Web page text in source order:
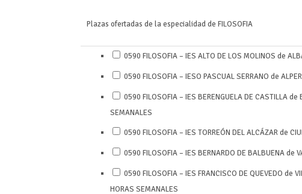
Plazas ofertadas de la especialidad de FILOSOFIA
0590 FILOSOFIA – IES ALTO DE LOS MOLINOS de
0590 FILOSOFIA – IESO PASCUAL SERRANO de
0590 FILOSOFIA – IES BERENGUELA DE CASTILLA
SEMANALES
0590 FILOSOFIA – IES TORREÓN DEL ALCÁZAR de
0590 FILOSOFIA – IES BERNARDO DE BALBUENA
0590 FILOSOFIA – IES FRANCISCO DE QUEVEDO de
HORAS SEMANALES